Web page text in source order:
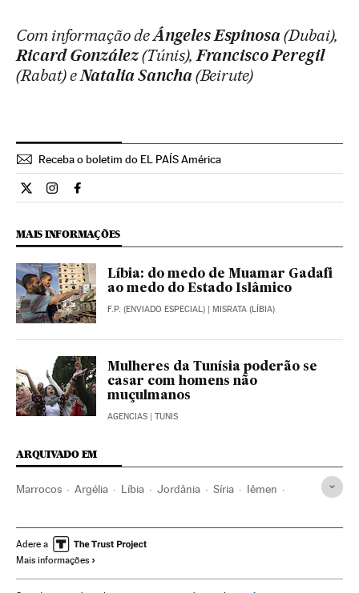
Com informação deÁngeles Espinosa(Dubai),
Ricard González(Túnis), Francisco Peregil
(Rabat) eNatalia Sancha(Beirute)
Receba o boletim do EL PAÍS América
Internacional El País Brasil en Twitter
Internacional El País Brasil en Instagram
Internacional El País Brasil en Facebook
MAIS INFORMAÇÕES
Líbia: do medo de Muamar Gadafi
ao medo do Estado Islâmico
F.P. (ENVIADO ESPECIAL) | MISRATA (LÍBIA)
Mulheres da Tunísia poderão se
casar com homens não
muçulmanos
AGENCIAS | TUNIS
ARQUIVADO EM
Marrocos Argélia Líbia Jordânia Síria Iêmen
terrorismo islâmico Magrebe
Oriente médio
Adere a
Mais informações